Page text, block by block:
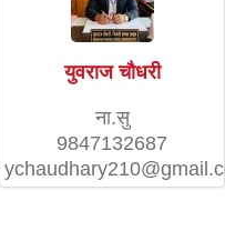
युवराज चौधरी
ना.सु
9847132687